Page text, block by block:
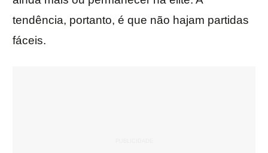
tendência, portanto, é que não hajam partidas
fáceis.